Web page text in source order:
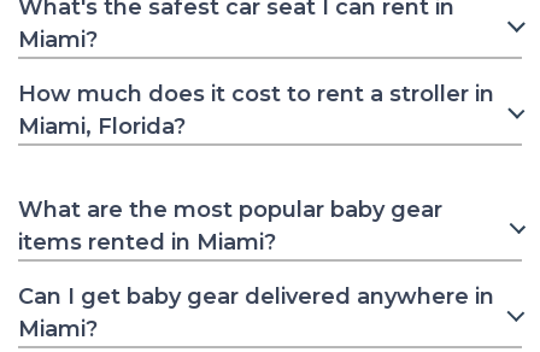
What's the safest car seat I can rent in
Miami?
How much does it cost to rent a stroller in
Miami, Florida?
What are the most popular baby gear
items rented in Miami?
Can I get baby gear delivered anywhere in
Miami?